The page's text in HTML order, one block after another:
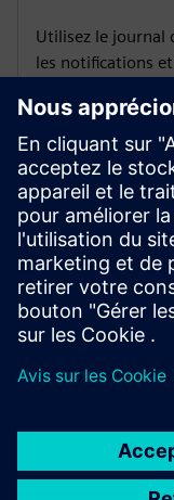
Utilisez le journal
les notifications
Accédez à
aux actifs